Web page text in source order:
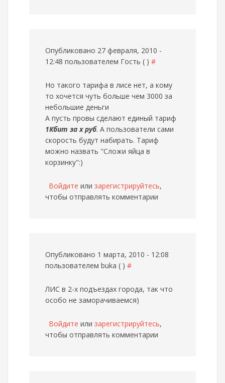
Опубликовано 27 февраля, 2010 -
12:48 пользователем Гость ( ) #
Но такого тарифа в лисе нет, а кому
то хочется чуть больше чем 3000 за
небольшие деньги
А пусть провы сделают единый тариф
1Кбит за х руб. А пользователи сами
скорость будут набирать. Тариф
можно назвать "Сложи яйца в
корзинку":)
Войдите или зарегистрируйтесь,
чтобы отправлять комментарии
Опубликовано 1 марта, 2010 - 12:08
пользователем buka ( ) #
ЛИС в 2-х подъездах города, так что
особо не заморачиваемся)
Войдите или зарегистрируйтесь,
чтобы отправлять комментарии